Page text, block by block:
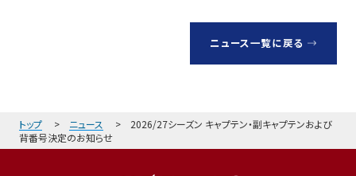
ニュース一覧に戻る
トップ ニュース
2026/27シーズン キャプテン・副キャプテンおよび
背番号決定のお知らせ